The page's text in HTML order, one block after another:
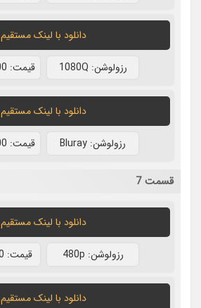
دانلود با لينک مستقيم
رزولوشن: 1080Q قيمت: 10000 تومان
دانلود با لينک مستقيم
رزولوشن: Bluray قيمت: 12000 تومان
قسمت 7
دانلود با لينک مستقيم
رزولوشن: 480p قيمت: 8000 تومان
دانلود با لينک مستقيم